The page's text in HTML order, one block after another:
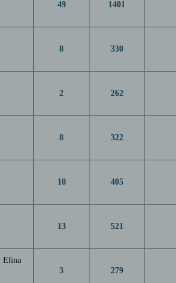
49
1401
8
330
2
262
8
322
10
405
13
521
Elina
3
279